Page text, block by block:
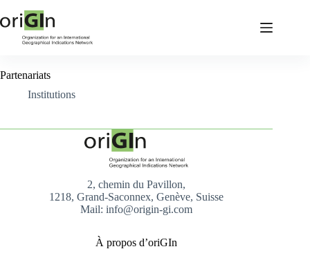
Partenariats
Institutions
2, chemin du Pavillon,
1218, Grand-Saconnex, Genève, Suisse
Mail: info@origin-gi.com
À propos d’oriGIn